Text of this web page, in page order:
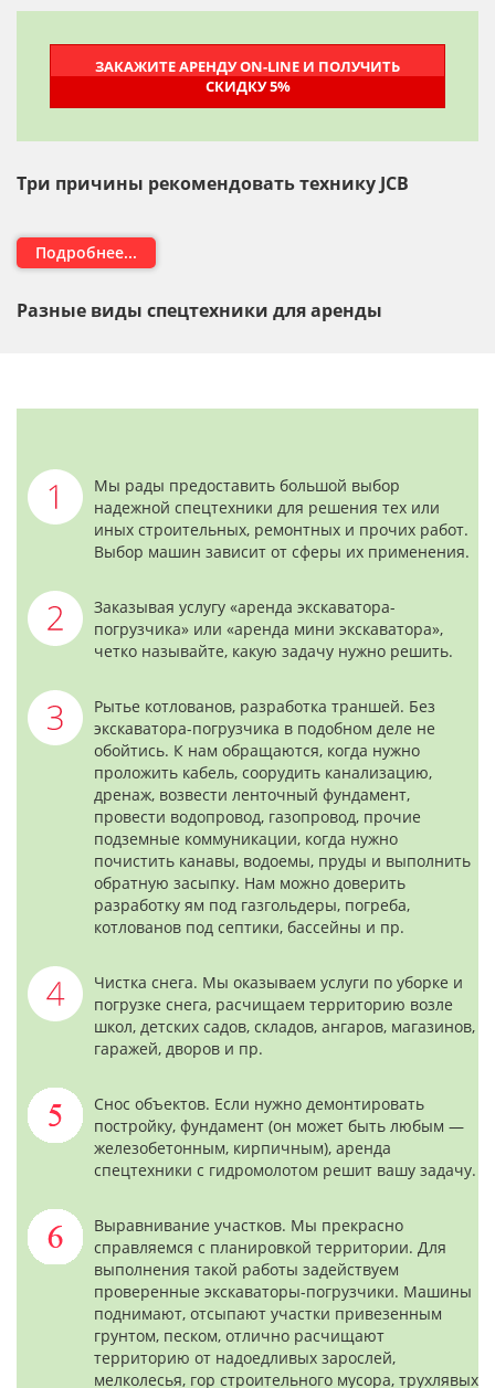
ЗАКАЖИТЕ АРЕНДУ ON-LINE И ПОЛУЧИТЬ
СКИДКУ 5%
Три причины рекомендовать технику JCB
Подробнее...
Разные виды спецтехники для аренды
Мы рады предоставить большой выбор
надежной спецтехники для решения тех или
иных строительных, ремонтных и прочих работ.
Выбор машин зависит от сферы их применения.
Заказывая услугу «аренда экскаватора-
погрузчика» или «аренда мини экскаватора»,
четко называйте, какую задачу нужно решить.
Рытье котлованов, разработка траншей. Без
экскаватора-погрузчика в подобном деле не
обойтись. К нам обращаются, когда нужно
проложить кабель, соорудить канализацию,
дренаж, возвести ленточный фундамент,
провести водопровод, газопровод, прочие
подземные коммуникации, когда нужно
почистить канавы, водоемы, пруды и выполнить
обратную засыпку. Нам можно доверить
разработку ям под газгольдеры, погреба,
котлованов под септики, бассейны и пр.
Чистка снега. Мы оказываем услуги по уборке и
погрузке снега, расчищаем территорию возле
школ, детских садов, складов, ангаров, магазинов,
гаражей, дворов и пр.
Снос объектов. Если нужно демонтировать
постройку, фундамент (он может быть любым —
железобетонным, кирпичным), аренда
спецтехники с гидромолотом решит вашу задачу.
Выравнивание участков. Мы прекрасно
справляемся с планировкой территории. Для
выполнения такой работы задействуем
проверенные экскаваторы-погрузчики. Машины
поднимают, отсыпают участки привезенным
грунтом, песком, отлично расчищают
территорию от надоедливых зарослей,
мелколесья, гор строительного мусора, трухлявых